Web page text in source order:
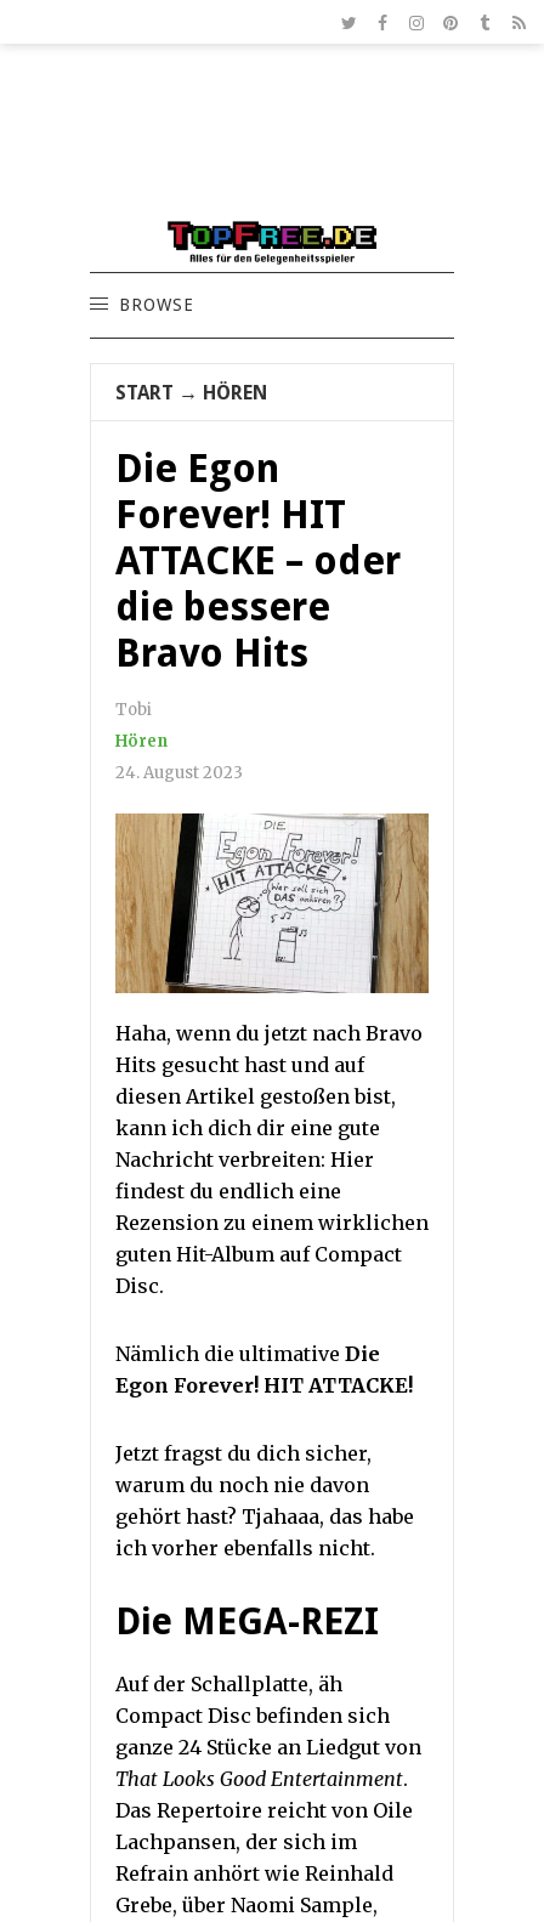
BROWSE
START → HÖREN
Die Egon
Forever! HIT
ATTACKE – oder
die bessere
Bravo Hits
Tobi
Hören
24. August 2023
Haha, wenn du jetzt nach Bravo
Hits gesucht hast und auf
diesen Artikel gestoßen bist,
kann ich dich dir eine gute
Nachricht verbreiten: Hier
findest du endlich eine
Rezension zu einem wirklichen
guten Hit-Album auf Compact
Disc.
Nämlich die ultimative Die
Egon Forever! HIT ATTACKE!
Jetzt fragst du dich sicher,
warum du noch nie davon
gehört hast? Tjahaaa, das habe
ich vorher ebenfalls nicht.
Die MEGA-REZI
Auf der Schallplatte, äh
Compact Disc befinden sich
ganze 24 Stücke an Liedgut von
That Looks Good Entertainment.
Das Repertoire reicht von Oile
Lachpansen, der sich im
Refrain anhört wie Reinhald
Grebe, über Naomi Sample,